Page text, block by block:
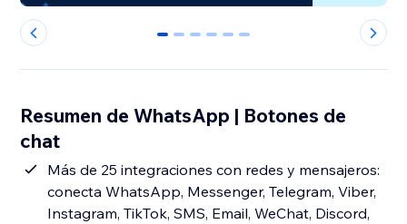
0 1 2 3 4 5
Resumen de WhatsApp | Botones de
chat
Más de 25 integraciones con redes y mensajeros:
conecta WhatsApp, Messenger, Telegram, Viber,
Instagram, TikTok, SMS, Email, WeChat, Discord,